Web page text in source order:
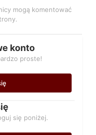
mogą komentować
konto
proste!
się poniżej.